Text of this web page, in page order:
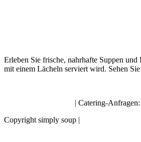
Erleben Sie frische, nahrhafte Suppen
mit einem Lächeln serviert wird. Sehen
| Catering-Anfragen:
Copyright simply soup |